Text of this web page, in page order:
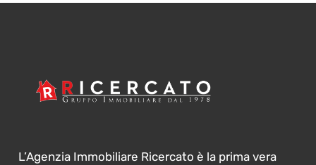
L’Agenzia Immobiliare Ricercato è la prima vera